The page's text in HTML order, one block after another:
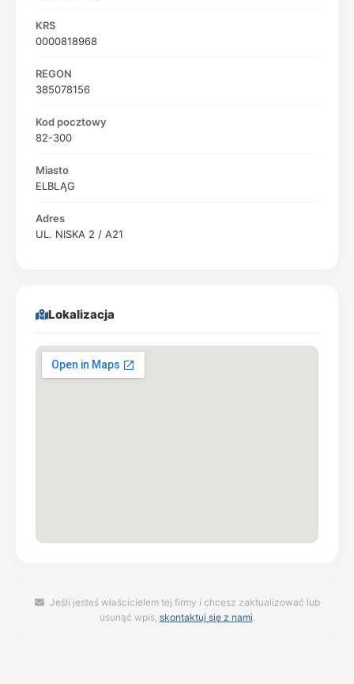
KRS
0000818968
REGON
385078156
Kod pocztowy
82-300
Miasto
ELBLĄG
Adres
UL. NISKA 2 / A21
Lokalizacja
Jeśli jesteś właścicielem tej firmy i chcesz zaktualizować lub
usunąć wpis, skontaktuj się z nami.